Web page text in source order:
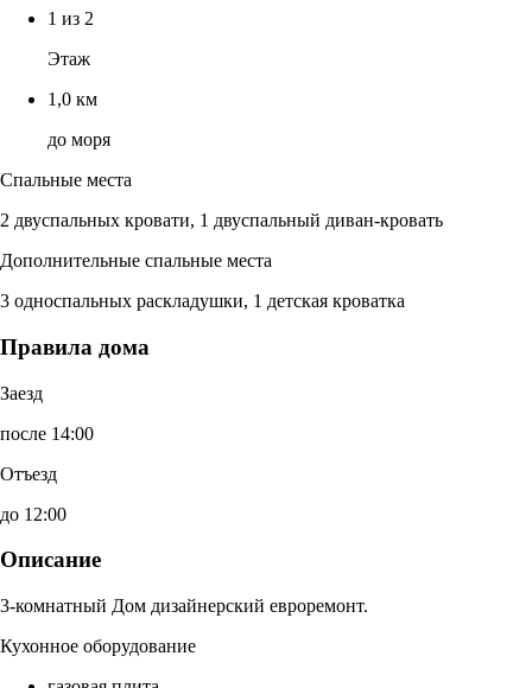
1 из 2
Этаж
1,0 км
до моря
Спальные места
2 двуспальных кровати, 1 двуспальный диван-кровать
Дополнительные спальные места
3 односпальных раскладушки, 1 детская кроватка
Правила дома
Заезд
после 14:00
Отъезд
до 12:00
Описание
3-комнатный Дом дизайнерский евроремонт.
Кухонное оборудование